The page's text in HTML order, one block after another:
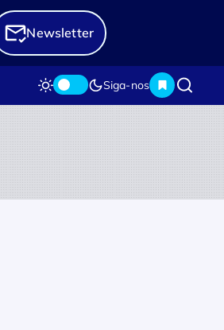
Newsletter
Siga-nos